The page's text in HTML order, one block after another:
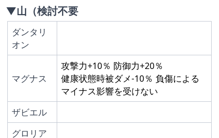
▼山（検討不要
ダンタリ
オン
マグナス
攻撃力+10％ 防御力+20％
健康状態時被ダメ-10％ 負傷による
マイナス影響を受けない
ザビエル
グロリア